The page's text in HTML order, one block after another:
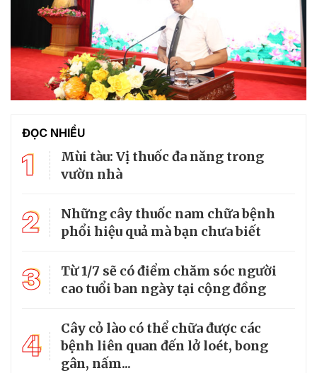
ĐỌC NHIỀU
1
Mùi tàu: Vị thuốc đa năng trong
vườn nhà
2
Những cây thuốc nam chữa bệnh
phổi hiệu quả mà bạn chưa biết
3
Từ 1/7 sẽ có điểm chăm sóc người
cao tuổi ban ngày tại cộng đồng
4
Cây cỏ lào có thể chữa được các
bệnh liên quan đến lở loét, bong
gân, nấm...